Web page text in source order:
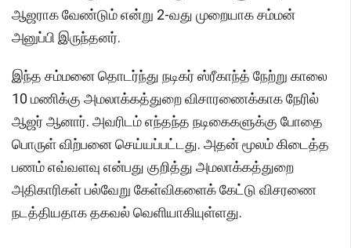
ஆஜராக வேண்டும் என்று 2-வது முறையாக சம்மன்
அனுப்பி இருந்தனர்.
இந்த சம்மனை தொடர்ந்து நடிகர் ஸ்ரீகாந்த் நேற்று காலை
10 மணிக்கு அமலாக்கத்துறை விசாரணைக்காக நேரில்
ஆஜர் ஆனார். அவரிடம் எந்தந்த நடிகைகளுக்கு போதை
பொருள் விற்பனை செய்யப்பட்டது. அதன் மூலம் கிடைத்த
பணம் எவ்வளவு என்பது குறித்து அமலாக்கத்துறை
அதிகாரிகள் பல்வேறு கேள்விகளைக் கேட்டு விசரணை
நடத்தியதாக தகவல் வெளியாகியுள்ளது.